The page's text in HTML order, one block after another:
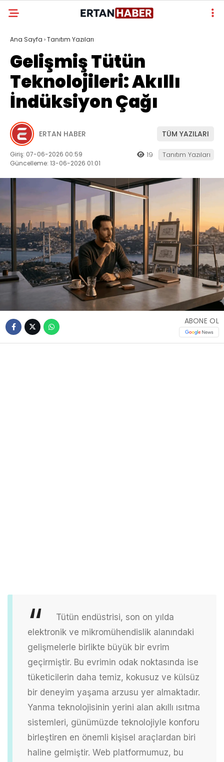
Ana Sayfa ›Tanıtım Yazıları
Gelişmiş Tütün
Teknolojileri: Akıllı
İndüksiyon Çağı
ERTAN HABER TÜM YAZILARI
Giriş: 07-06-2026 00:59
Güncelleme: 13-06-2026 01:01
19 Tanıtım Yazıları
ABONE OL
Tütün endüstrisi, son on yılda
elektronik ve mikromühendislik alanındaki
gelişmelerle birlikte büyük bir evrim
geçirmiştir. Bu evrimin odak noktasında ise
tüketicilerin daha temiz, kokusuz ve külsüz
bir deneyim yaşama arzusu yer almaktadır.
Yanma teknolojisinin yerini alan akıllı ısıtma
sistemleri, günümüzde teknolojiyle konforu
birleştiren en önemli kişisel araçlardan biri
haline gelmiştir. Web platformumuz, bu